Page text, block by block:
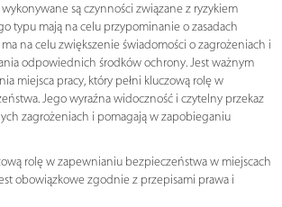
są czynności związane z ryzykiem
typu mają na celu przypominanie o zasadach
na celu zwiększenie świadomości o zagrożeniach i
odpowiednich środków ochrony. Jest ważnym
miejsca pracy, który pełni kluczową rolę w
Jego wyraźna widoczność i czytelny przekaz
zagrożeniach i pomagają w zapobieganiu
rolę w zapewnianiu bezpieczeństwa w miejscach
obowiązkowe zgodnie z przepisami prawa i